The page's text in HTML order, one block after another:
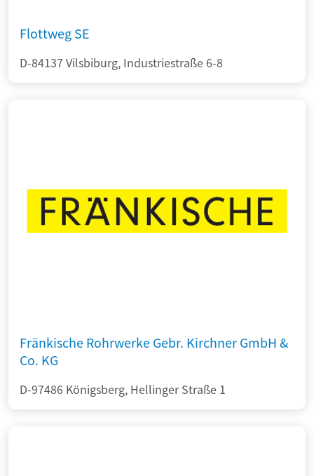
Flottweg SE
D-84137 Vilsbiburg, Industriestraße 6-8
Fränkische Rohrwerke Gebr. Kirchner GmbH &
Co. KG
D-97486 Königsberg, Hellinger Straße 1